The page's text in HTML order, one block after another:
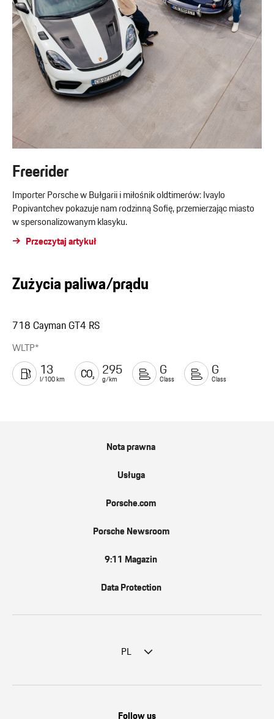
Freerider
Importer Porsche w Bułgarii i miłośnik oldtimerów: Ivaylo
Popivantchev pokazuje nam rodzinną Sofię, przemierzając miasto
w spersonalizowanym klasyku.
Przeczytaj artykuł
Zużycia paliwa/prądu
718 Cayman GT4 RS
WLTP*
13
l/100 km
295
g/km
G
Class
G
Class
Nota prawna
Usługa
Porsche.com
Porsche Newsroom
9:11 Magazin
Data Protection
PL